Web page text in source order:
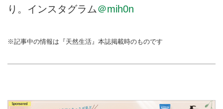
り。インスタグラム＠mih0n
※記事中の情報は『天然生活』本誌掲載時のものです